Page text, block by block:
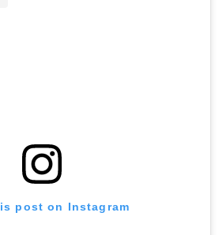
post on Instagram